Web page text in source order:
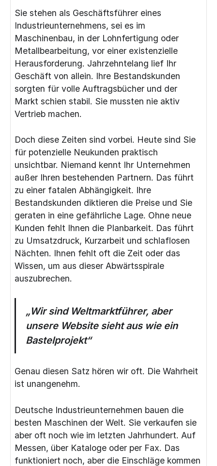
Sie stehen als Geschäftsführer eines
Industrieunternehmens, sei es im
Maschinenbau, in der Lohnfertigung oder
Metallbearbeitung, vor einer existenzielle
Herausforderung. Jahrzehntelang lief Ihr
Geschäft von allein. Ihre Bestandskunden
sorgten für volle Auftragsbücher und der
Markt schien stabil. Sie mussten nie aktiv
Vertrieb machen.
Doch diese Zeiten sind vorbei. Heute sind Sie
für potenzielle Neukunden praktisch
unsichtbar. Niemand kennt Ihr Unternehmen
außer Ihren bestehenden Partnern. Das führt
zu einer fatalen Abhängigkeit. Ihre
Bestandskunden diktieren die Preise und Sie
geraten in eine gefährliche Lage. Ohne neue
Kunden fehlt Ihnen die Planbarkeit. Das führt
zu Umsatzdruck, Kurzarbeit und schlaflosen
Nächten. Ihnen fehlt oft die Zeit oder das
Wissen, um aus dieser Abwärtsspirale
auszubrechen.
„Wir sind Weltmarktführer, aber
unsere Website sieht aus wie ein
Bastelprojekt“
Genau diesen Satz hören wir oft. Die Wahrheit
ist unangenehm.
Deutsche Industrieunternehmen bauen die
besten Maschinen der Welt. Sie verkaufen sie
aber oft noch wie im letzten Jahrhundert. Auf
Messen, über Kataloge oder per Fax. Das
funktioniert noch, aber die Einschläge kommen